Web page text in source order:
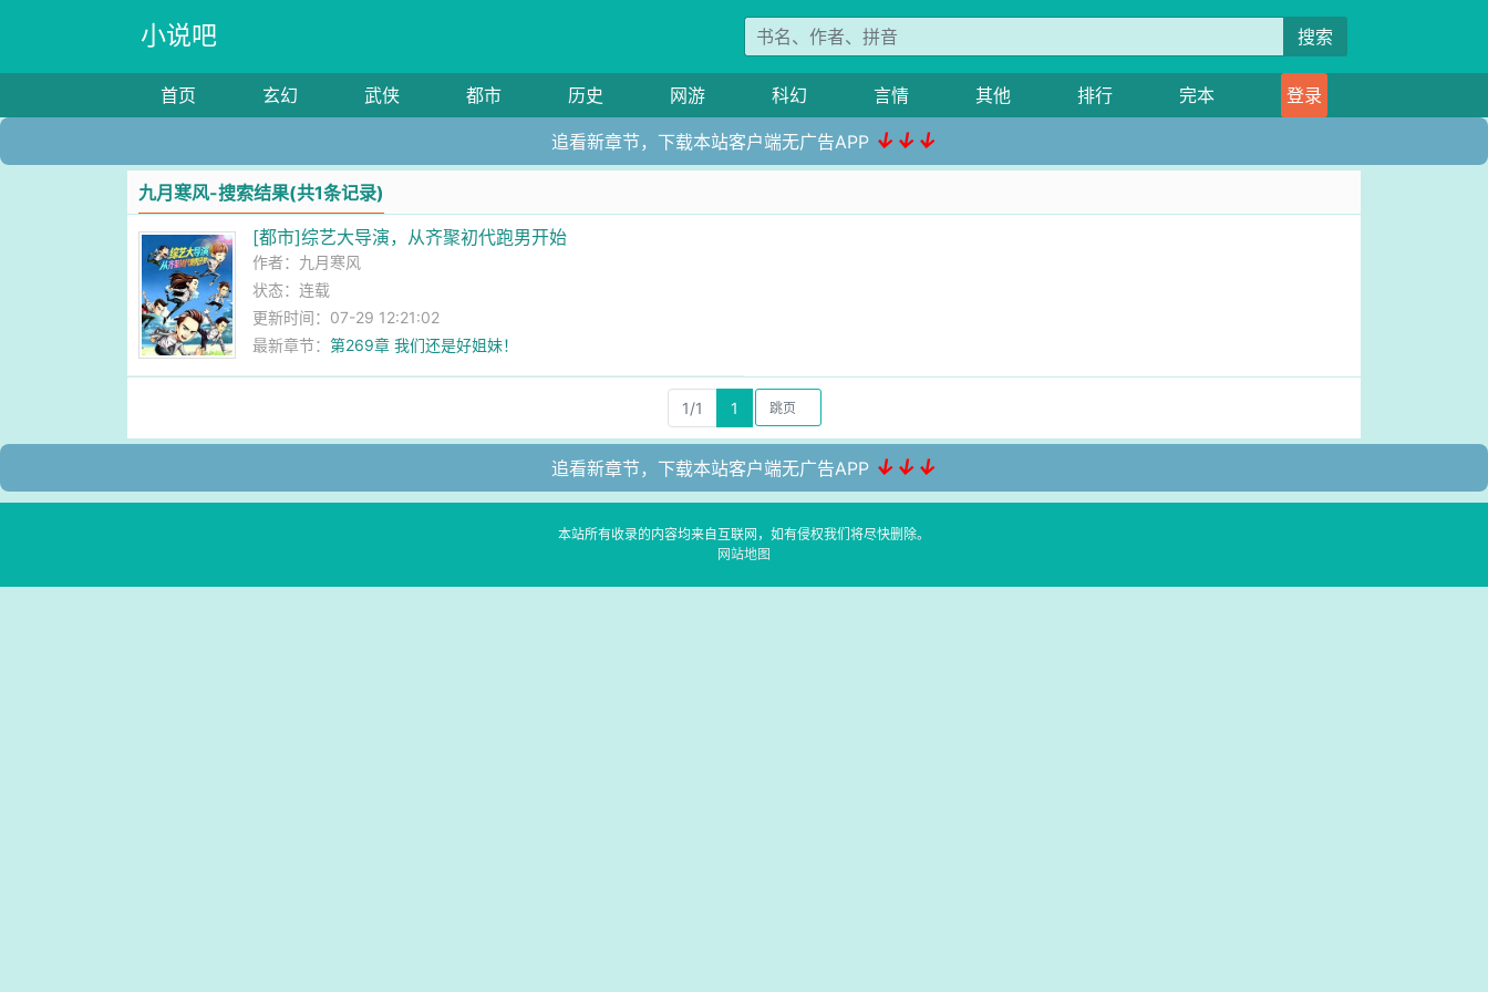
小说吧 搜索
首页 玄幻 武侠 都市 历史 网游 科幻 言情 其他 排行 完本 登录
追看新章节，下载本站客户端无广告APP ↓↓↓
九月寒风-搜索结果(共1条记录)
[都市]综艺大导演，从齐聚初代跑男开始
作者： 九月寒风
状态：连载
更新时间：07-29 12:21:02
最新章节：第269章 我们还是好姐妹！
1/1 1
追看新章节，下载本站客户端无广告APP ↓↓↓
本站所有收录的内容均来自互联网，如有侵权我们将尽快删除。
网站地图